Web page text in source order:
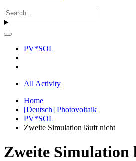
PV*SOL
All Activity
Home
[Deutsch] Photovoltaik
PV*SOL
Zweite Simulation läuft nicht
Zweite